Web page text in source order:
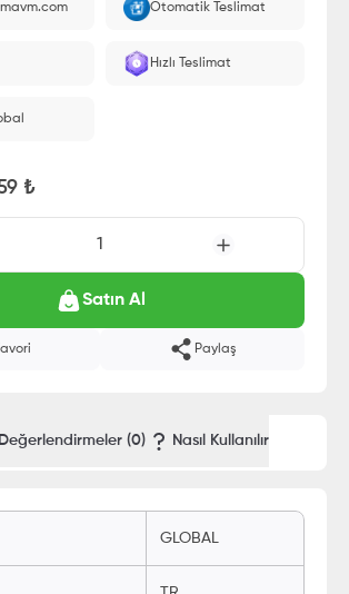
yüklenir.
Otomatik Teslimat
Hızlı Teslimat
₺
1
Satın Al
Paylaş
Değerlendirmeler (0) Nasıl Kullanılır
GLOBAL